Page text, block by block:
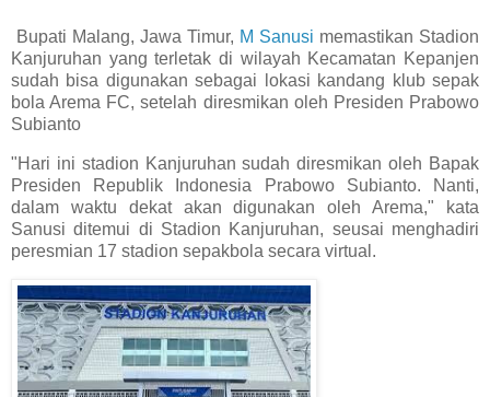
Bupati Malang, Jawa Timur, M Sanusi memastikan Stadion
Kanjuruhan yang terletak di wilayah Kecamatan Kepanjen
sudah bisa digunakan sebagai lokasi kandang klub sepak
bola Arema FC, setelah diresmikan oleh Presiden Prabowo
Subianto
"Hari ini stadion Kanjuruhan sudah diresmikan oleh Bapak
Presiden Republik Indonesia Prabowo Subianto. Nanti,
dalam waktu dekat akan digunakan oleh Arema," kata
Sanusi ditemui di Stadion Kanjuruhan, seusai menghadiri
peresmian 17 stadion sepakbola secara virtual.